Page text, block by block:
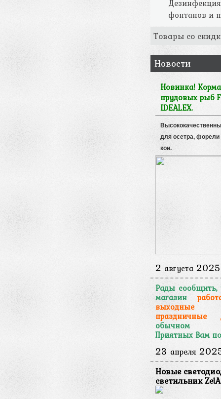
фонтанов и
Товары со
Новости
Новинка!
прудовых рыб
IDEALEX.
для осетра, форели
кои.
2августа2025
Рады
магазин
праздничные
обычном
Приятных Вам
23апреля
Новые
светильник